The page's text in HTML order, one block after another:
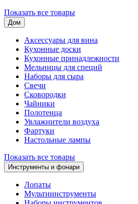
Показать все товары
Дом
Аксессуары для вина
Кухонные доски
Кухонные принадлежности
Мельницы для специй
Наборы для сыра
Свечи
Сковородки
Чайники
Полотенца
Увлажнители воздуха
Фартуки
Настольные лампы
Показать все товары
Инструменты и фонари
Лопаты
Мультиинструменты